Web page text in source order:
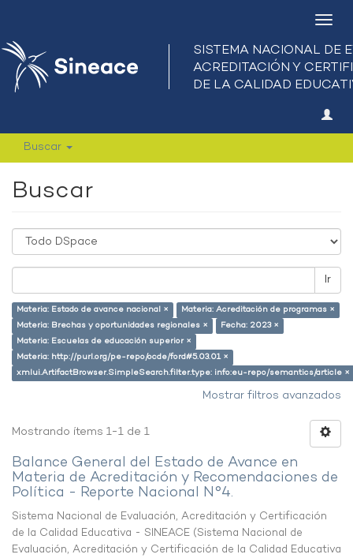
Buscar
Buscar
Ir
Materia: Estado de avance nacional ×
Materia: Acreditación de programas ×
Materia: Brechas y oportunidades regionales ×
Fecha: 2023 ×
Materia: Escuelas de educación superior ×
Materia: http://purl.org/pe-repo/ocde/ford#5.03.01 ×
xmlui.ArtifactBrowser.SimpleSearch.filter.type: info:eu-repo/semantics/article ×
Mostrar filtros avanzados
Mostrando ítems 1-1 de 1
Balance General del Estado de Avance en
Materia de Acreditación y Recomendaciones de
Política - Reporte Nacional N°4.
Sistema Nacional de Evaluación, Acreditación y Certificación
de la Calidad Educativa - SINEACE (Sistema Nacional de
Evaluación, Acreditación y Certificación de la Calidad Educativa